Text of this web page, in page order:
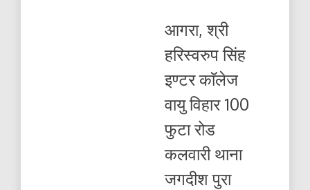
छात्राओ
अग्नि
सुरक्षा
प्रति
जागरूक
करते
रिटायर्ड
F
आगरा, श्री
हरिस्वरुप सिंह
इण्टर काॅलेज
वायु विहार 100
फुटा रोड
कलवारी थाना
जगदीश पुरा